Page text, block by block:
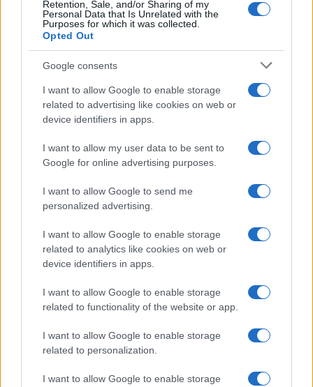
Retention, Sale, and/or Sharing of my
Personal Data that Is Unrelated with the
Purposes for which it was collected.
Opted Out
Google consents
I want to allow Google to enable storage
related to advertising like cookies on web or
device identifiers in apps.
I want to allow my user data to be sent to
Google for online advertising purposes.
I want to allow Google to send me
personalized advertising.
I want to allow Google to enable storage
related to analytics like cookies on web or
device identifiers in apps.
I want to allow Google to enable storage
related to functionality of the website or app.
I want to allow Google to enable storage
related to personalization.
I want to allow Google to enable storage
À lire aussi
AUTOMOBILE
Réparations automobiles 2025: le guide malin pour réduire la
facture
Infos Rédaction · 27 Août 2025